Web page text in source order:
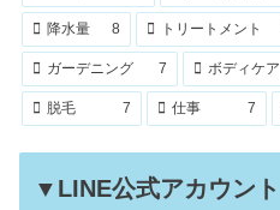
降水量 8 トリートメント
ガーデニング 7 ボディケア
脱毛 7 仕事 7
▼LINE公式アカウント